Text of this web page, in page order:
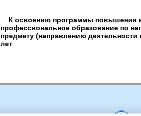
К освоению программы повышения
профессиональное образование по
предмету (направлению
лет